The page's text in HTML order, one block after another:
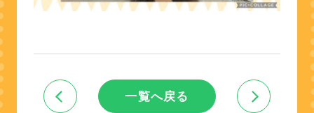
一覧へ戻る